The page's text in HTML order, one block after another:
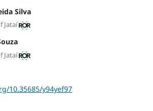
Silva
Jataí
Jataí
10.35685/y94yef97